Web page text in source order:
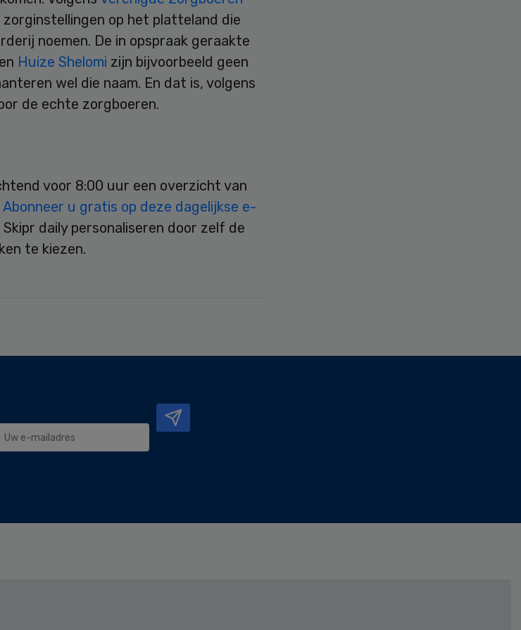
op het platteland die
noemen. De in opspraak geraakte
en Huize Shelomi zijn bijvoorbeeld geen
wel die naam. En dat is, volgens
de echte zorgboeren.
voor 8:00 uur een overzicht van
Abonneer u gratis op deze dagelijkse e-
daily personaliseren door zelf de
te kiezen.